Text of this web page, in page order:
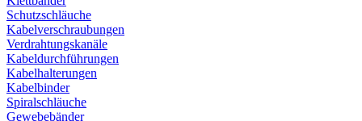
Schutzschläuche
Kabelverschraubungen
Verdrahtungskanäle
Kabeldurchführungen
Kabelhalterungen
Kabelbinder
Spiralschläuche
Gewebebänder